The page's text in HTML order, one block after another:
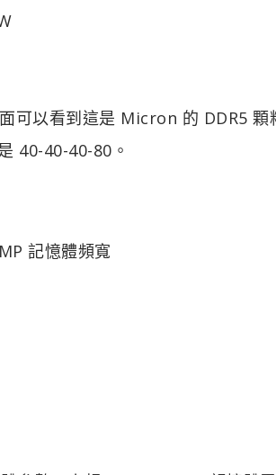
可以看到這是 Micron 的 DDR5
40-40-40-80。
記憶體頻寬